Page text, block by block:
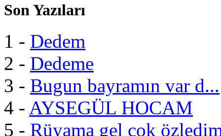
Son Yazıları
1 - Dedem
2 - Dedeme
3 - Bugun bayramın var d...
4 - AYSEGÜL HOCAM
5 - Rüyama gel çok